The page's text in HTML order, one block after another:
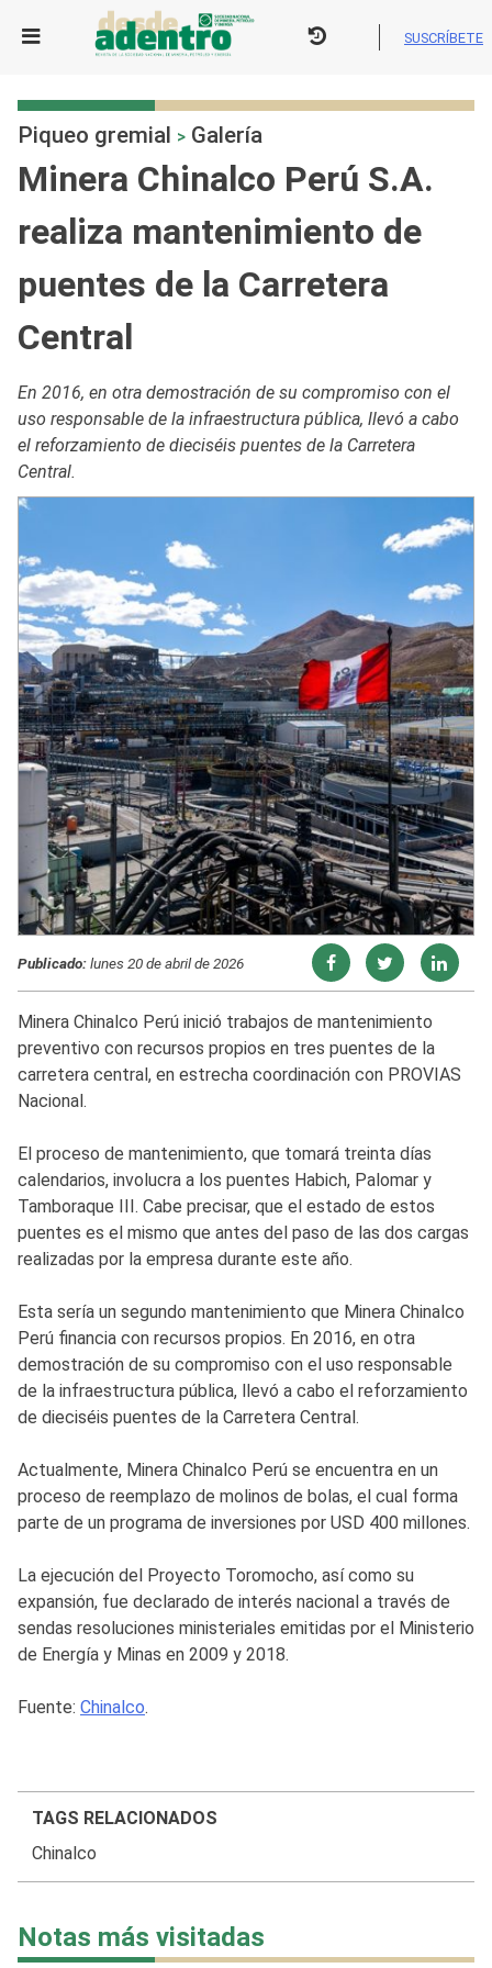
SUSCRÍBETE
Piqueo gremial > Galería
Minera Chinalco Perú S.A.
realiza mantenimiento de
puentes de la Carretera
Central
En 2016, en otra demostración de su compromiso con el
uso responsable de la infraestructura pública, llevó a cabo
el reforzamiento de dieciséis puentes de la Carretera
Central.
Publicado:lunes 20 de abril de 2026
Minera Chinalco Perú inició trabajos de mantenimiento
preventivo con recursos propios en tres puentes de la
carretera central, en estrecha coordinación con PROVIAS
Nacional.
El proceso de mantenimiento, que tomará treinta días
calendarios, involucra a los puentes Habich, Palomar y
Tamboraque III. Cabe precisar, que el estado de estos
puentes es el mismo que antes del paso de las dos cargas
realizadas por la empresa durante este año.
Esta sería un segundo mantenimiento que Minera Chinalco
Perú financia con recursos propios. En 2016, en otra
demostración de su compromiso con el uso responsable
de la infraestructura pública, llevó a cabo el reforzamiento
de dieciséis puentes de la Carretera Central.
Actualmente, Minera Chinalco Perú se encuentra en un
proceso de reemplazo de molinos de bolas, el cual forma
parte de un programa de inversiones por USD 400 millones.
La ejecución del Proyecto Toromocho, así como su
expansión, fue declarado de interés nacional a través de
sendas resoluciones ministeriales emitidas por el Ministerio
de Energía y Minas en 2009 y 2018.
Fuente: Chinalco.
TAGS RELACIONADOS
Chinalco
Notas más visitadas